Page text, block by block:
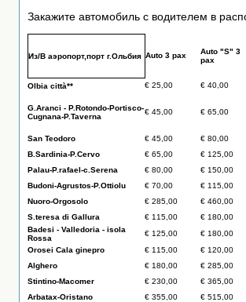
Закажите автомобиль с водителем в
Из/В аэропорт,порт г.Ольбия Auto 3 pax
Auto "S" 3
pax
Olbia città** € 25,00 € 40,00
G.Aranci - P.Rotondo-Portisco-
Cugnana-P.Taverna
€ 45,00 € 65,00
San Teodoro € 45,00 € 80,00
B.Sardinia-P.Cervo
€ 65,00 € 125,00
Palau-P.rafael-c.Serena
€ 80,00 € 150,00
Budoni-Agrustos-P.Ottiolu
€ 70,00 € 115,00
Nuoro-Orgosolo
€ 285,00 € 460,00
S.teresa di Gallura
€ 115,00 € 180,00
Badesi - Valledoria - isola
Rossa
€ 125,00 € 180,00
Orosei Cala ginepro
€ 115,00 € 120,00
Alghero
€ 180,00 € 285,00
Stintino-Macomer
€ 230,00 € 365,00
Arbatax-Oristano
€ 355,00 € 515,00